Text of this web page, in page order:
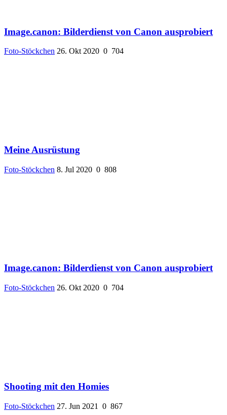
Image.canon: Bilderdienst von Canon ausprobiert
Foto-Stöckchen 26. Okt 2020 0 704
Meine Ausrüstung
Foto-Stöckchen 8. Jul 2020 0 808
Image.canon: Bilderdienst von Canon ausprobiert
Foto-Stöckchen 26. Okt 2020 0 704
Shooting mit den Homies
Foto-Stöckchen 27. Jun 2021 0 867